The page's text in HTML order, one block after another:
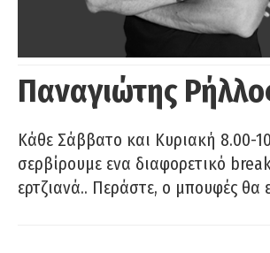
Παναγιώτης
Κάθε Σάββατο και Κυριακή 8.00-
σερβίρουμε ενα διαφορετικό
ερτζιανά.. Περάστε, ο μπουφές θα